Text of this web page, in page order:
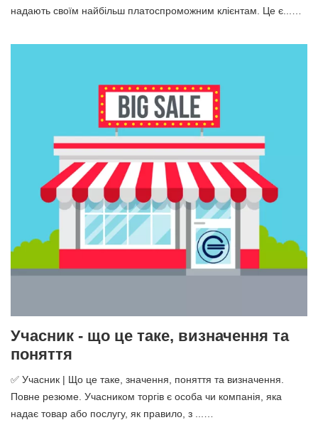
надають своїм найбільш платоспроможним клієнтам. Це є...…
Учасник - що це таке, визначення та
поняття
✅ Учасник | Що це таке, значення, поняття та визначення.
Повне резюме. Учасником торгів є особа чи компанія, яка
надає товар або послугу, як правило, з ...…